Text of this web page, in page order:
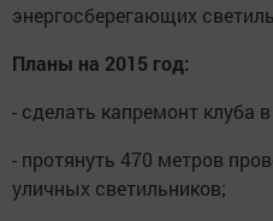
энергосберегающих
Планы на 2015 год:
- сделать капремонт клуба
- протянуть 470 метров
уличных светильников;